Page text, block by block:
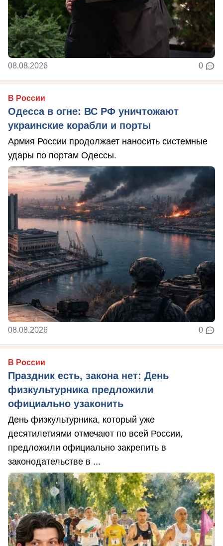
08.08.2026 0
В России
Одесса в огне: ВС РФ уничтожают
украинские корабли и порты
Армия России продолжает наносить системные
удары по портам Одессы.
08.08.2026 0
В России
Праздник есть, закона нет: День
физкультурника предложили
официально узаконить
День физкультурника, который уже
десятилетиями отмечают по всей России,
предложили официально закрепить в
законодательстве в ...